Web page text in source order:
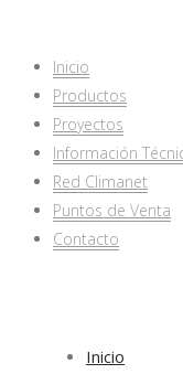
Inicio
Productos
Proyectos
Información
Red Climanet
Puntos de Venta
Contacto
Inicio